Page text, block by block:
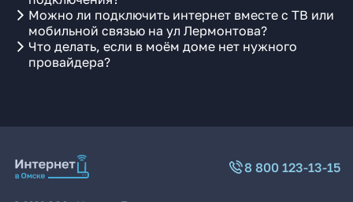
Можно ли подключить интернет вместе с ТВ или
мобильной связью на ул Лермонтова?
Что делать, если в моём доме нет нужного
провайдера?
8 800 123-13-15